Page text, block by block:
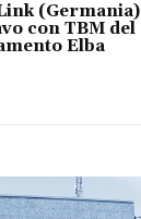
(Germania)
con TBM del
Elba